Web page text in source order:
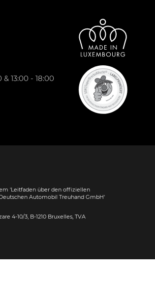
13:00 - 18:00
'Leitfaden über den offiziellen
Automobil Treuhand GmbH'
4-10/3, B-1210 Bruxelles, TVA